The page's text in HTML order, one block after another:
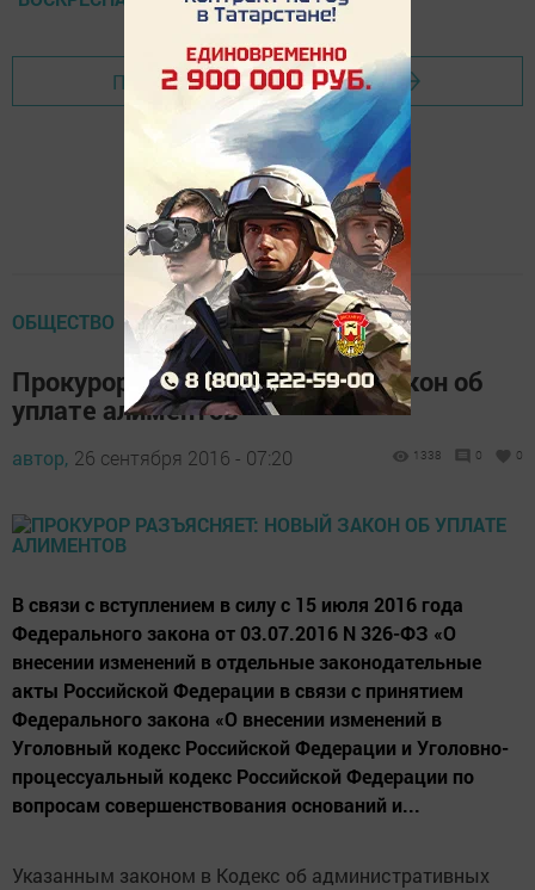
Перейти на страницу новости
ОБЩЕСТВО
Прокурор разъясняет: новый закон об
уплате алиментов
автор, 26 сентября 2016 - 07:20 1338 0 0
В связи с вступлением в силу с 15 июля 2016 года
Федерального закона от 03.07.2016 N 326-ФЗ «О
внесении изменений в отдельные законодательные
акты Российской Федерации в связи с принятием
Федерального закона «О внесении изменений в
Уголовный кодекс Российской Федерации и Уголовно-
процессуальный кодекс Российской Федерации по
вопросам совершенствования оснований и...
Указанным законом в Кодекс об административных